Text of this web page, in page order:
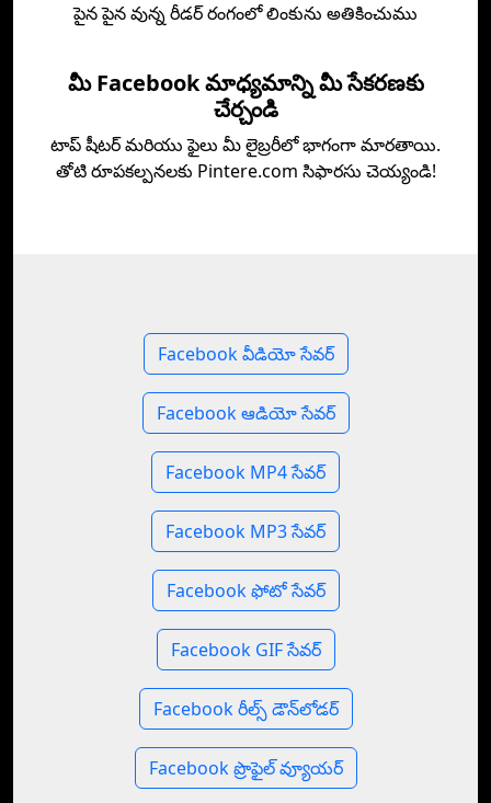
పైన పైన వున్న రీడర్ రంగంలో లింకును అతికించుము
మీ Facebook మాధ్యమాన్ని మీ సేకరణకు
చేర్చండి
టాప్‌ షీటర్ మరియు ఫైలు మీ లైబ్రరీలో భాగంగా మారతాయి.
తోటి రూపకల్పనలకు Pintere.com సిఫారసు చెయ్యండి!
Facebook వీడియో సేవర్
Facebook ఆడియో సేవర్
Facebook MP4 సేవర్
Facebook MP3 సేవర్
Facebook ఫోటో సేవర్
Facebook GIF సేవర్
Facebook రీల్స్ డౌన్‌లోడర్
Facebook ప్రొఫైల్ వ్యూయర్